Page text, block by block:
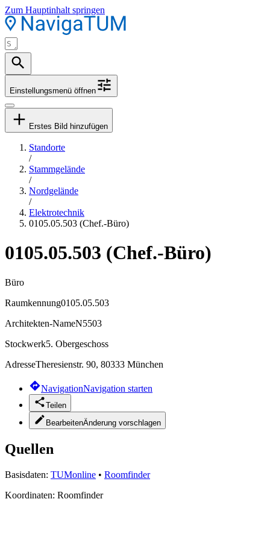
Zum Hauptinhalt springen
Einstellungsmenü öffnen
Erstes Bild hinzufügen
Standorte
/
Stammgelände
/
Nordgelände
/
Elektrotechnik
0105.05.503 (Chef.-Büro)
0105.05.503 (Chef.-Büro)
Büro
Raumkennung0105.05.503
Architekten-NameN5503
Stockwerk5. Obergeschoss
AdresseTheresienstr. 90, 80333 München
NavigationNavigation starten
Teilen
BearbeitenÄnderung vorschlagen
Quellen
Basisdaten: TUMonline • Roomfinder
Koordinaten: Roomfinder